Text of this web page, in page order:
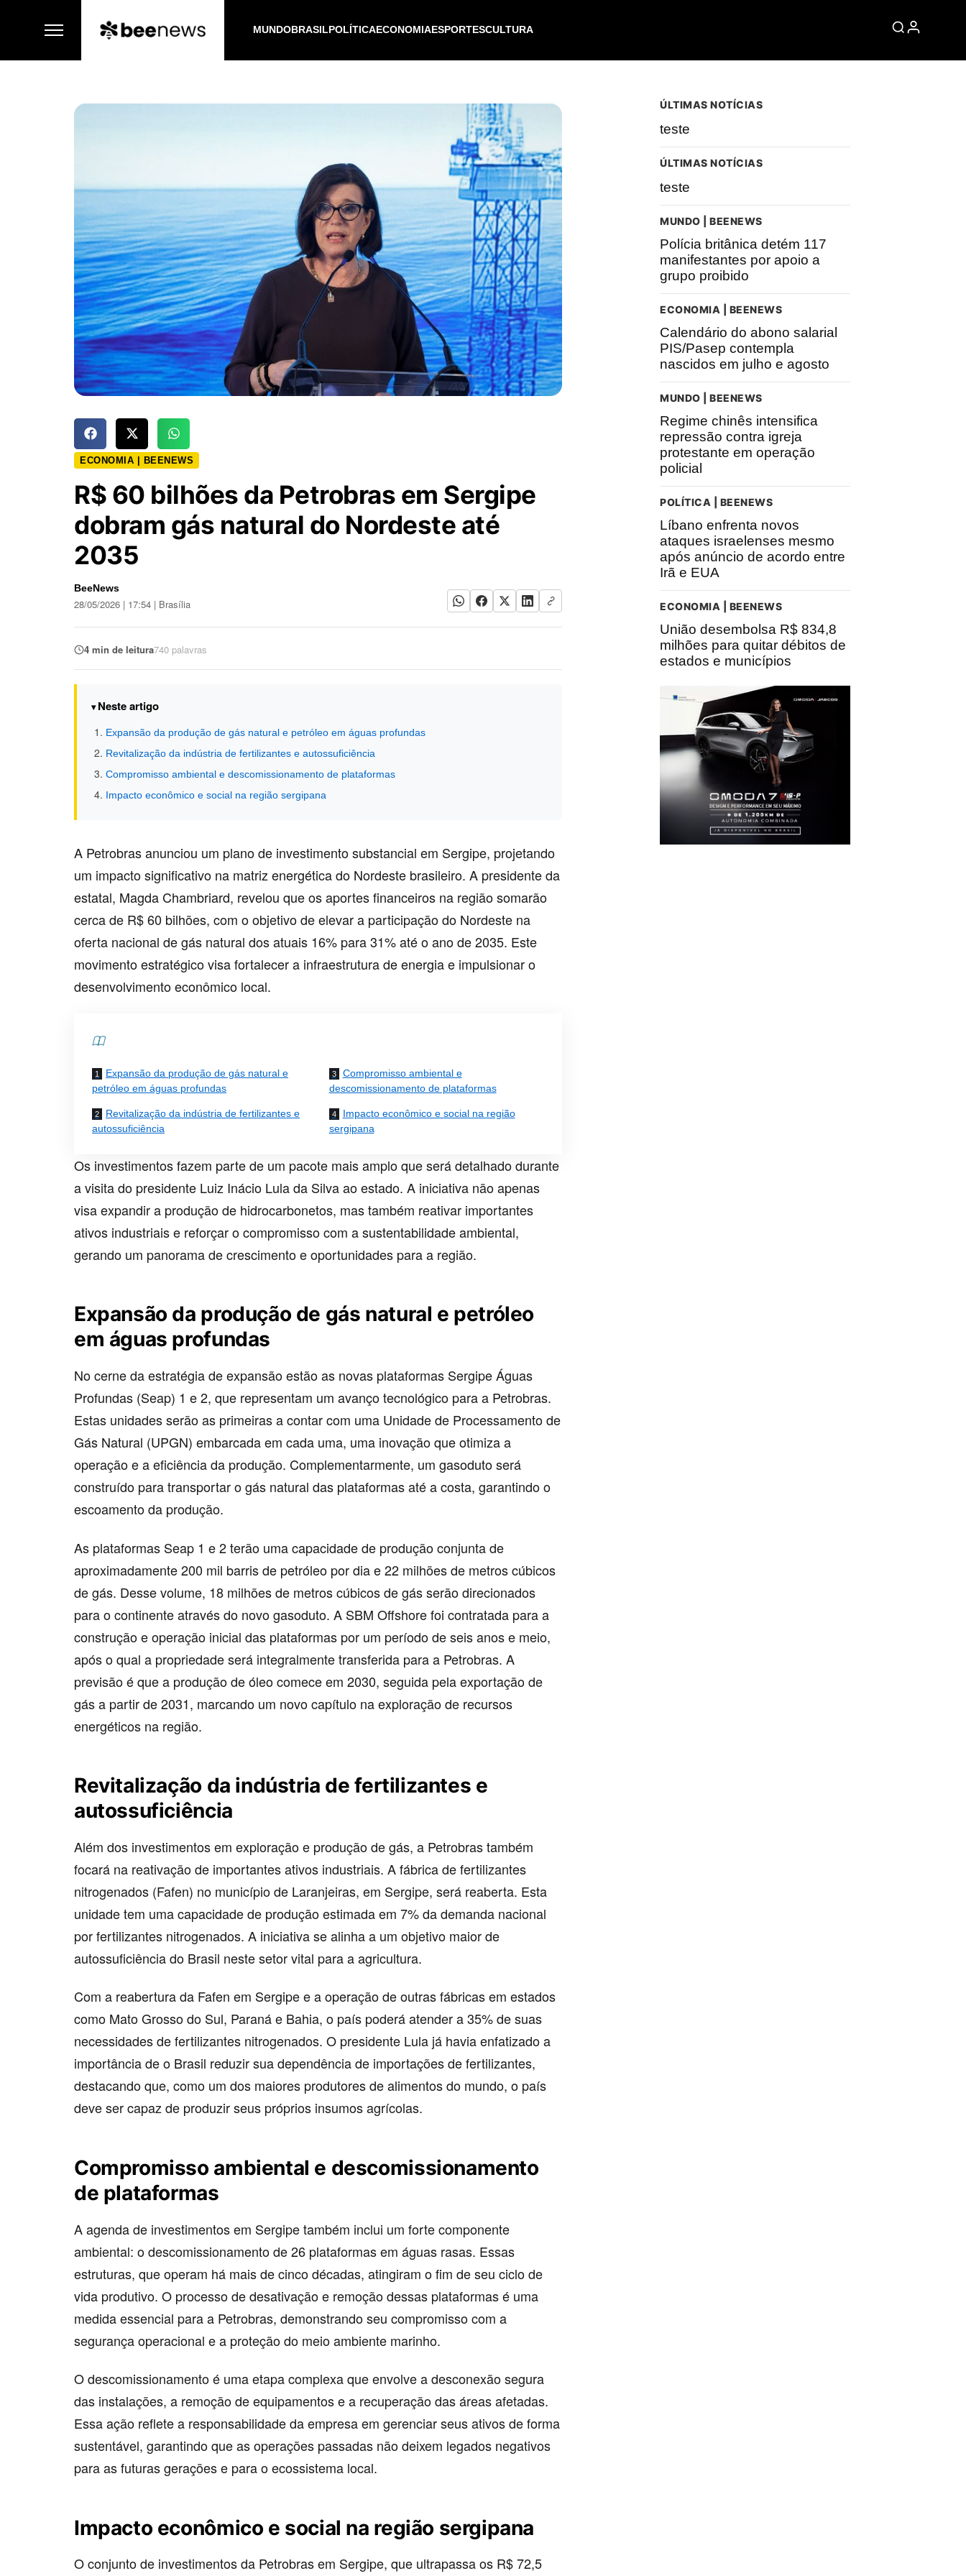
MUNDOBRASILPOLÍTICAECONOMIAESPORTESCULTURA
ECONOMIA | BEENEWS
R$ 60 bilhões da Petrobras em Sergipe
dobram gás natural do Nordeste até
2035
BeeNews
28/05/2026 | 17:54 | Brasília
4 min de leitura740 palavras
Neste artigo
Expansão da produção de gás natural e petróleo em águas profundas
Revitalização da indústria de fertilizantes e autossuficiência
Compromisso ambiental e descomissionamento de plataformas
Impacto econômico e social na região sergipana
A Petrobras anunciou um plano de investimento substancial em Sergipe, projetando
um impacto significativo na matriz energética do Nordeste brasileiro. A presidente da
estatal, Magda Chambriard, revelou que os aportes financeiros na região somarão
cerca de R$ 60 bilhões, com o objetivo de elevar a participação do Nordeste na
oferta nacional de gás natural dos atuais 16% para 31% até o ano de 2035. Este
movimento estratégico visa fortalecer a infraestrutura de energia e impulsionar o
desenvolvimento econômico local.
Expansão da produção de gás natural e
petróleo em águas profundas
Revitalização da indústria de fertilizantes e
autossuficiência
Compromisso ambiental e
descomissionamento de plataformas
Impacto econômico e social na região
sergipana
Os investimentos fazem parte de um pacote mais amplo que será detalhado durante
a visita do presidente Luiz Inácio Lula da Silva ao estado. A iniciativa não apenas
visa expandir a produção de hidrocarbonetos, mas também reativar importantes
ativos industriais e reforçar o compromisso com a sustentabilidade ambiental,
gerando um panorama de crescimento e oportunidades para a região.
Expansão da produção de gás natural e petróleo
em águas profundas
No cerne da estratégia de expansão estão as novas plataformas Sergipe Águas
Profundas (Seap) 1 e 2, que representam um avanço tecnológico para a Petrobras.
Estas unidades serão as primeiras a contar com uma Unidade de Processamento de
Gás Natural (UPGN) embarcada em cada uma, uma inovação que otimiza a
operação e a eficiência da produção. Complementarmente, um gasoduto será
construído para transportar o gás natural das plataformas até a costa, garantindo o
escoamento da produção.
As plataformas Seap 1 e 2 terão uma capacidade de produção conjunta de
aproximadamente 200 mil barris de petróleo por dia e 22 milhões de metros cúbicos
de gás. Desse volume, 18 milhões de metros cúbicos de gás serão direcionados
para o continente através do novo gasoduto. A SBM Offshore foi contratada para a
construção e operação inicial das plataformas por um período de seis anos e meio,
após o qual a propriedade será integralmente transferida para a Petrobras. A
previsão é que a produção de óleo comece em 2030, seguida pela exportação de
gás a partir de 2031, marcando um novo capítulo na exploração de recursos
energéticos na região.
Revitalização da indústria de fertilizantes e
autossuficiência
Além dos investimentos em exploração e produção de gás, a Petrobras também
focará na reativação de importantes ativos industriais. A fábrica de fertilizantes
nitrogenados (Fafen) no município de Laranjeiras, em Sergipe, será reaberta. Esta
unidade tem uma capacidade de produção estimada em 7% da demanda nacional
por fertilizantes nitrogenados. A iniciativa se alinha a um objetivo maior de
autossuficiência do Brasil neste setor vital para a agricultura.
Com a reabertura da Fafen em Sergipe e a operação de outras fábricas em estados
como Mato Grosso do Sul, Paraná e Bahia, o país poderá atender a 35% de suas
necessidades de fertilizantes nitrogenados. O presidente Lula já havia enfatizado a
importância de o Brasil reduzir sua dependência de importações de fertilizantes,
destacando que, como um dos maiores produtores de alimentos do mundo, o país
deve ser capaz de produzir seus próprios insumos agrícolas.
Compromisso ambiental e descomissionamento
de plataformas
A agenda de investimentos em Sergipe também inclui um forte componente
ambiental: o descomissionamento de 26 plataformas em águas rasas. Essas
estruturas, que operam há mais de cinco décadas, atingiram o fim de seu ciclo de
vida produtivo. O processo de desativação e remoção dessas plataformas é uma
medida essencial para a Petrobras, demonstrando seu compromisso com a
segurança operacional e a proteção do meio ambiente marinho.
O descomissionamento é uma etapa complexa que envolve a desconexão segura
das instalações, a remoção de equipamentos e a recuperação das áreas afetadas.
Essa ação reflete a responsabilidade da empresa em gerenciar seus ativos de forma
sustentável, garantindo que as operações passadas não deixem legados negativos
para as futuras gerações e para o ecossistema local.
Impacto econômico e social na região sergipana
O conjunto de investimentos da Petrobras em Sergipe, que ultrapassa os R$ 72,5
ÚLTIMAS NOTÍCIAS
teste
ÚLTIMAS NOTÍCIAS
teste
MUNDO | BEENEWS
Polícia britânica detém 117
manifestantes por apoio a
grupo proibido
ECONOMIA | BEENEWS
Calendário do abono salarial
PIS/Pasep contempla
nascidos em julho e agosto
MUNDO | BEENEWS
Regime chinês intensifica
repressão contra igreja
protestante em operação
policial
POLÍTICA | BEENEWS
Líbano enfrenta novos
ataques israelenses mesmo
após anúncio de acordo entre
Irã e EUA
ECONOMIA | BEENEWS
União desembolsa R$ 834,8
milhões para quitar débitos de
estados e municípios